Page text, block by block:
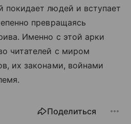
покидает людей и вступает
превращаясь
Именно с этой арки
читателей с миром
их законами, войнами
Поделиться